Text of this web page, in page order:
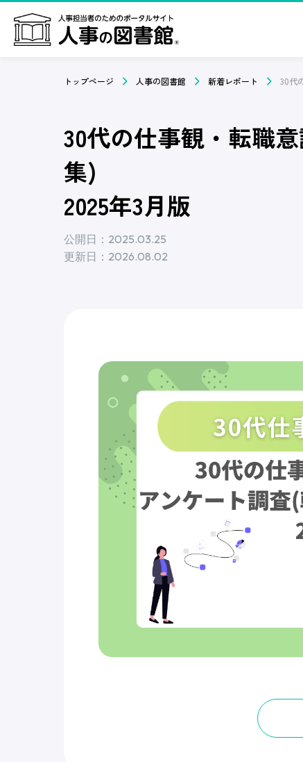
トップページ 人事の図書館 新着レポート
30代の仕事観・転職
集)
2025年3月版
公開日：2025.03.25
更新日：2026.08.02